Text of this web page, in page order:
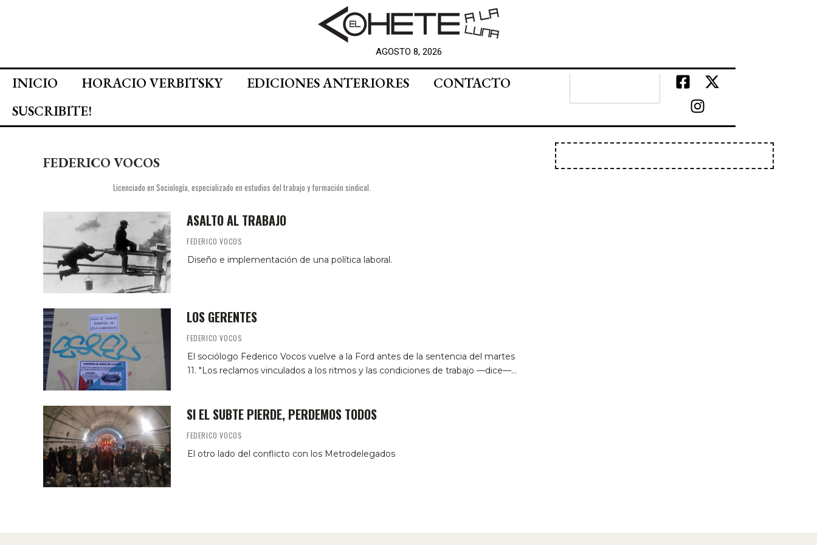
AGOSTO 8, 2026
INICIO HORACIO VERBITSKY EDICIONES ANTERIORES
CONTACTO
SUSCRIBITE!
FEDERICO VOCOS
Licenciado en Sociología, especializado en estudios del trabajo y formación sindical.
ASALTO AL TRABAJO
FEDERICO VOCOS
Diseño e implementación de una política laboral.
LOS GERENTES
FEDERICO VOCOS
El sociólogo Federico Vocos vuelve a la Ford antes de la sentencia del martes
11. "Los reclamos vinculados a los ritmos y las condiciones de trabajo —dice—…
SI EL SUBTE PIERDE, PERDEMOS TODOS
FEDERICO VOCOS
El otro lado del conflicto con los Metrodelegados